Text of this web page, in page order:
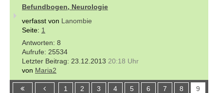
Befundbogen, Neurologie
verfasst von Lanombie
Seite: 1
8
25534
23.12.2013 20:18 Uhr
von Maria2
1 2 3 4 5 6 7 8 9